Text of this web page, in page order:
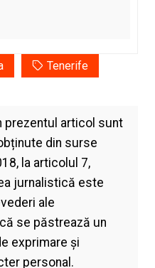
Tenerife
prezentul articol sunt
din surse
la articolul 7,
jurnalistică este
ale
se păstrează un
exprimare şi
personal.